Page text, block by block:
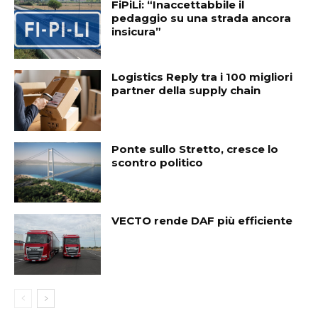
FiPiLi: “Inaccettabbile il
pedaggio su una strada ancora
insicura”
Logistics Reply tra i 100 migliori
partner della supply chain
Ponte sullo Stretto, cresce lo
scontro politico
VECTO rende DAF più efficiente